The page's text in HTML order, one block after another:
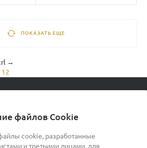
файлов Cookie
cookie, разработанные
и третьими лицами, для
ПОКАЗАТЬ ЕЩЕ
→
12